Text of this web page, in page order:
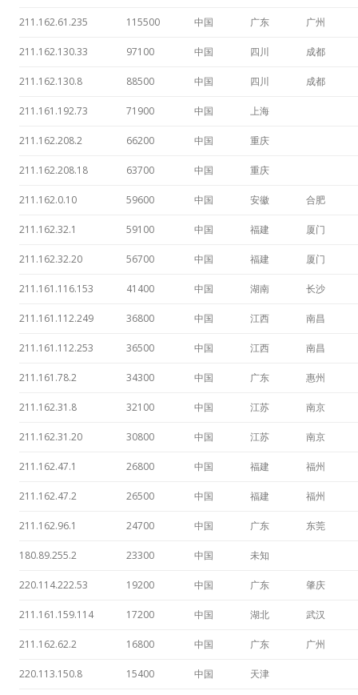
211.162.61.235 115500 中国 广东 广州
211.162.130.33 97100 中国 四川 成都
211.162.130.8 88500 中国 四川 成都
211.161.192.73 71900 中国 上海
211.162.208.2 66200 中国 重庆
211.162.208.18 63700 中国 重庆
211.162.0.10 59600 中国 安徽 合肥
211.162.32.1 59100 中国 福建 厦门
211.162.32.20 56700 中国 福建 厦门
211.161.116.153 41400 中国 湖南 长沙
211.161.112.249 36800 中国 江西 南昌
211.161.112.253 36500 中国 江西 南昌
211.161.78.2 34300 中国 广东 惠州
211.162.31.8 32100 中国 江苏 南京
211.162.31.20 30800 中国 江苏 南京
211.162.47.1 26800 中国 福建 福州
211.162.47.2 26500 中国 福建 福州
211.162.96.1 24700 中国 广东 东莞
180.89.255.2 23300 中国 未知
220.114.222.53 19200 中国 广东 肇庆
211.161.159.114 17200 中国 湖北 武汉
211.162.62.2 16800 中国 广东 广州
220.113.150.8 15400 中国 天津